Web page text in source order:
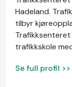
Hadeland.
tilbyr
Trafikksenteret
trafikkskole
Se full profil >>